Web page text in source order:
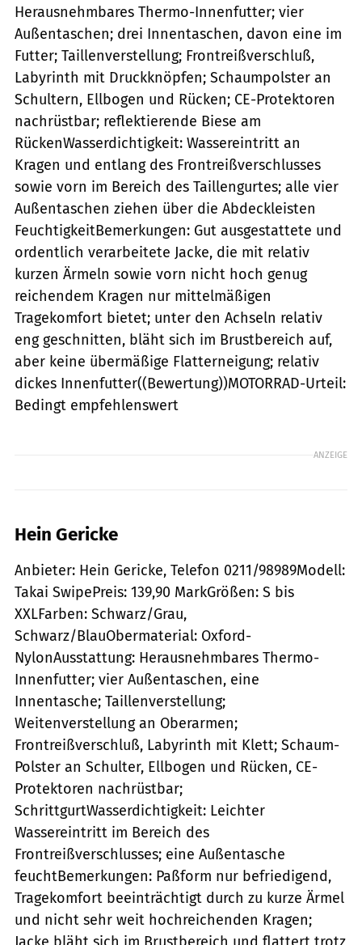
Herausnehmbares Thermo-Innenfutter; vier
Außentaschen; drei Innentaschen, davon eine im
Futter; Taillenverstellung; Frontreißverschluß,
Labyrinth mit Druckknöpfen; Schaumpolster an
Schultern, Ellbogen und Rücken; CE-Protektoren
nachrüstbar; reflektierende Biese am
RückenWasserdichtigkeit: Wassereintritt an
Kragen und entlang des Frontreißverschlusses
sowie vorn im Bereich des Taillengurtes; alle vier
Außentaschen ziehen über die Abdeckleisten
FeuchtigkeitBemerkungen: Gut ausgestattete und
ordentlich verarbeitete Jacke, die mit relativ
kurzen Ärmeln sowie vorn nicht hoch genug
reichendem Kragen nur mittelmäßigen
Tragekomfort bietet; unter den Achseln relativ
eng geschnitten, bläht sich im Brustbereich auf,
aber keine übermäßige Flatterneigung; relativ
dickes Innenfutter((Bewertung))MOTORRAD-Urteil:
Bedingt empfehlenswert
ANZEIGE
Hein Gericke
Anbieter: Hein Gericke, Telefon 0211/98989Modell:
Takai SwipePreis: 139,90 MarkGrößen: S bis
XXLFarben: Schwarz/Grau,
Schwarz/BlauObermaterial: Oxford-
NylonAusstattung: Herausnehmbares Thermo-
Innenfutter; vier Außentaschen, eine
Innentasche; Taillenverstellung;
Weitenverstellung an Oberarmen;
Frontreißverschluß, Labyrinth mit Klett; Schaum-
Polster an Schulter, Ellbogen und Rücken, CE-
Protektoren nachrüstbar;
SchrittgurtWasserdichtigkeit: Leichter
Wassereintritt im Bereich des
Frontreißverschlusses; eine Außentasche
feuchtBemerkungen: Paßform nur befriedigend,
Tragekomfort beeinträchtigt durch zu kurze Ärmel
und nicht sehr weit hochreichenden Kragen;